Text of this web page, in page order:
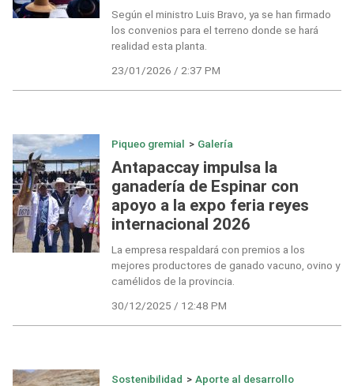
Según el ministro Luis Bravo, ya se han firmado
los convenios para el terreno donde se hará
realidad esta planta.
23/01/2026 / 2:37 PM
Piqueo gremial > Galería
Antapaccay impulsa la
ganadería de Espinar con
apoyo a la expo feria reyes
internacional 2026
La empresa respaldará con premios a los
mejores productores de ganado vacuno, ovino y
camélidos de la provincia.
30/12/2025 / 12:48 PM
Sostenibilidad > Aporte al desarrollo